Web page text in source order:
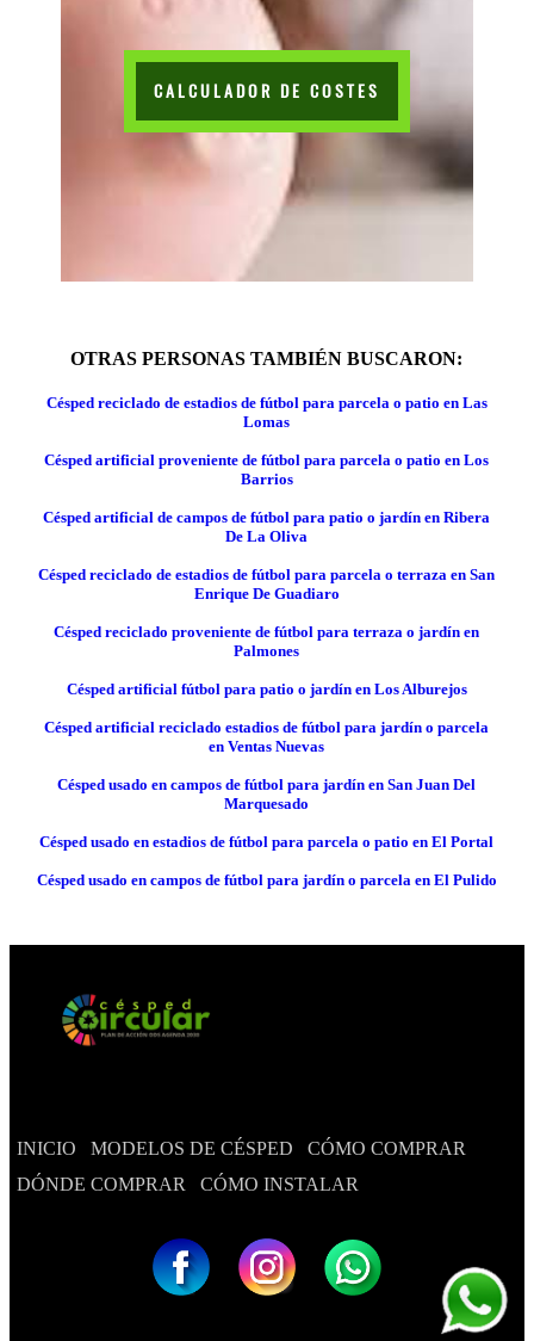
CALCULADOR DE COSTES
OTRAS PERSONAS TAMBIÉN BUSCARON:
Césped reciclado de estadios de fútbol para parcela o patio en Las
Lomas
Césped artificial proveniente de fútbol para parcela o patio en Los
Barrios
Césped artificial de campos de fútbol para patio o jardín en Ribera
De La Oliva
Césped reciclado de estadios de fútbol para parcela o terraza en San
Enrique De Guadiaro
Césped reciclado proveniente de fútbol para terraza o jardín en
Palmones
Césped artificial fútbol para patio o jardín en Los Alburejos
Césped artificial reciclado estadios de fútbol para jardín o parcela
en Ventas Nuevas
Césped usado en campos de fútbol para jardín en San Juan Del
Marquesado
Césped usado en estadios de fútbol para parcela o patio en El Portal
Césped usado en campos de fútbol para jardín o parcela en El Pulido
INICIO MODELOS DE CÉSPED
CÓMO COMPRAR
DÓNDE COMPRAR
CÓMO INSTALAR